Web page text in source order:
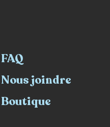
FAQ
Nous joindre
Boutique